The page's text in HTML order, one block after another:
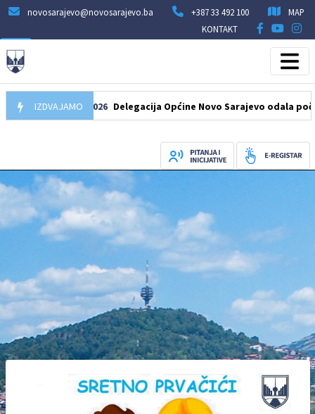
novosarajevo@novosarajevo.ba +387 33 492 100
MAP
KONTAKT
IZDVAJAMO
07.08.2026 Delegacija Općine Novo Sarajevo odala počast